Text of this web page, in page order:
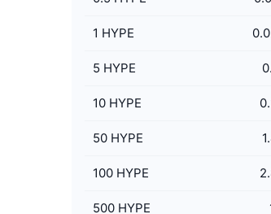
1 HYPE
5 HYPE
10 HYPE
50 HYPE
100 HYPE
500 HYPE